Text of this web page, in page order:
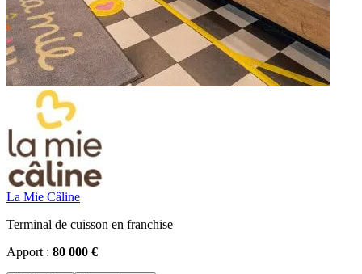
La Mie Câline
Terminal de cuisson en franchise
Apport : 80 000 €